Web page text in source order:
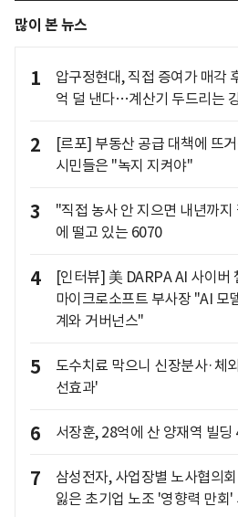
많이 본 뉴스
1
압구정현대, 직접 증여가 매각
억 덜 낸다…계산기 두드리는
2
[르포] 부동산 공급 대책에 뜨
시민들은 "녹지 지켜야"
3
"직접 농사 안 지으면 내년까
에 떨고 있는 6070
4
[인터뷰] 美 DARPA AI 사이버
마이크로소프트 부사장 "AI 모
계와 거버넌스"
5
도수치료 막으니 신장분사·체
선효과'
6 서장훈, 28억에 산 양재역 빌
7
삼성전자, 사업장별 노사협의
잃은 초기업 노조 '영향력 만회'